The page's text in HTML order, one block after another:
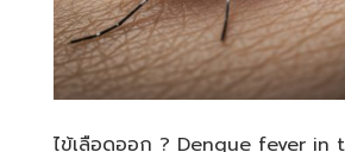
ไข้เลือดออก ? Dengue fever in